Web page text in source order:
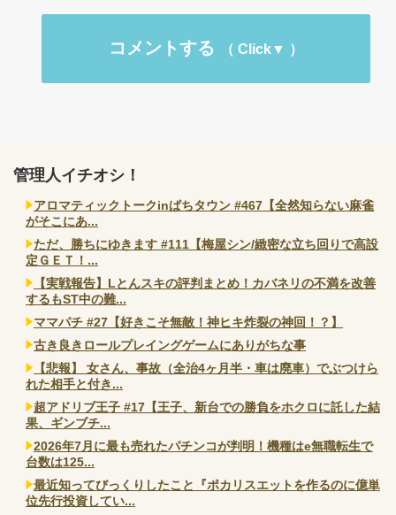
コメントする
管理人イチオシ！
アロマティックトークinぱちタウン #467【全然知らない麻雀
がそこにあ...
ただ、勝ちにゆきます #111【梅屋シン/緻密な立ち回りで高設
定ＧＥＴ！...
【実戦報告】Lとんスキの評判まとめ！カバネリの不満を改善
するもST中の難...
ママパチ #27【好きこそ無敵！神ヒキ炸裂の神回！？】
古き良きロールプレイングゲームにありがちな事
【悲報】 女さん、事故（全治4ヶ月半・車は廃車）でぶつけら
れた相手と付き...
超アドリブ王子 #17【王子、新台での勝負をホクロに託した結
果、ギンブチ...
2026年7月に最も売れたパチンコが判明！機種はe無職転生で
台数は125...
最近知ってびっくりしたこと『ポカリスエットを作るのに億単
位先行投資してい...